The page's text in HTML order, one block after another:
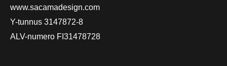
www.sacamadesign.com
Y-tunnus 3147872-8
ALV-numero FI31478728